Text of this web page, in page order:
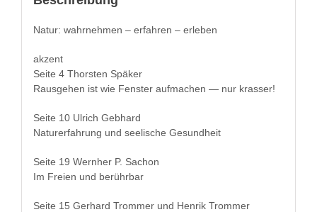
Natur: wahrnehmen – erfahren – erleben
akzent
Seite 4 Thorsten Späker
Raus­ge­hen ist wie Fen­ster auf­machen — nur krasser!
Seite 10 Ulrich Gebhard
Natur­erfahrung und seel­is­che Gesundheit
Seite 19 Wern­her P. Sachon
Im Freien und berührbar
Seite 15 Ger­hard Trom­mer und Hen­rik Trommer